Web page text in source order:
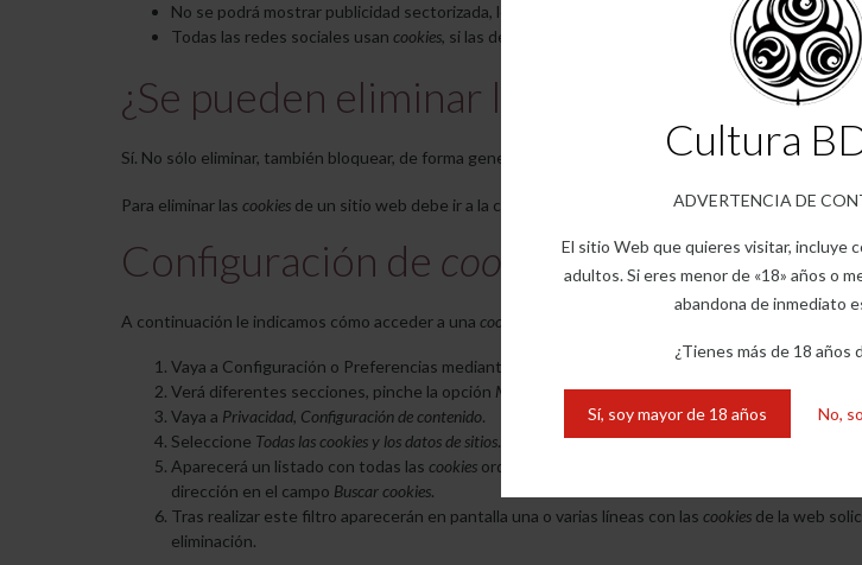
Cultura
ADVERTENCIA DE
El sitio Web que quieres visitar, incluye
adultos. Si eres menor de «18» años o
abandona de inmediato
¿Tienes más de 18 años
Sí, soy mayor de 18 años No,
No se podrá mostrar publicidad sectorizada, lo que reducirá los ingresos publicitarios de la web.
Todas las redes sociales usan cookies, si las desactiva no podrá utilizar ninguna red social.
¿Se pueden eliminar las
Sí. No sólo eliminar, también bloquear, de forma general o particular para un dominio específico.
Para eliminar las cookies de un sitio web debe ir a la configuración de su navegador y allí podrá
Configuración de cookiespara los
A continuación le indicamos cómo acceder a una cookie . Nota:
Vaya a Configuración o Preferencias mediante el menú Archivo o bien pinchando el icono de
Verá diferentes secciones, pinche la opción Mostrar opciones avanzadas.
Vaya a Privacidad, Configuración de contenido.
Seleccione Todas lascookies y los datos de sitios.
Aparecerá un listado con todas las cookies ordenadas por dominio. Para que le sea más fácil
dirección en el campo Buscar cookies.
Tras realizar este filtro aparecerán en pantalla una o varias líneas con las cookies de la web
eliminación.